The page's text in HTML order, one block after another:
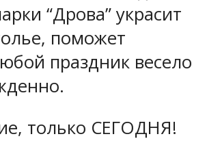
“Дрова” украсит
поможет
праздник весело
только СЕГОДНЯ!